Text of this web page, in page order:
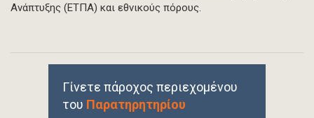
Ανάπτυξης (ΕΤΠΑ) και εθνικούς πόρους.
Γίνετε πάροχος περιεχομένου
του Παρατηρητηρίου